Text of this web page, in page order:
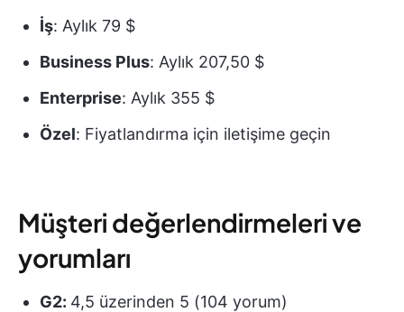
İş: Aylık 79 $
Business Plus: Aylık 207,50 $
Enterprise: Aylık 355 $
Özel: Fiyatlandırma için iletişime geçin
Müşteri değerlendirmeleri ve
yorumları
G2: 4,5 üzerinden 5 (104 yorum)